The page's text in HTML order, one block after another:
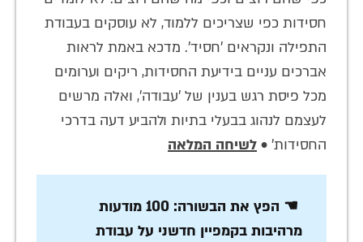
חסידות כפי שצריכים ללמוד, לא עוסקים בעבודת
התפילה ונקראים 'חסיד'. מדכא באמת לראות
אברכים עניים בידיעת החסידות, ריקים וערומים
מכל פיסת רגש בענין של 'עבודה', ואלה מרשים
לעצמם לנהוג בבעלי בתיות ולהביע דעה בדרכי
החסידות' • לשיחה המלאה
☚ הפץ את הבשורה: 100 מודעות
מרהיבות בקמפיין חדשני על עבודת